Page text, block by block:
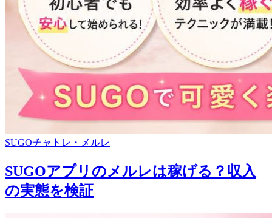
SUGOチャトレ・メルレ
SUGOアプリのメルレは稼げる？収入
の実態を検証